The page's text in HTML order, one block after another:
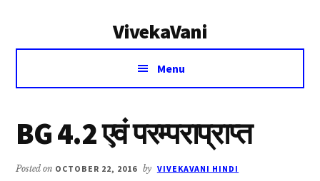
VivekaVani
Voice
Vivekananda
Menu
BG 4.2 एवं परम्पराप्राप्त
Posted on OCTOBER 22, 2016 by VIVEKAVANI HINDI